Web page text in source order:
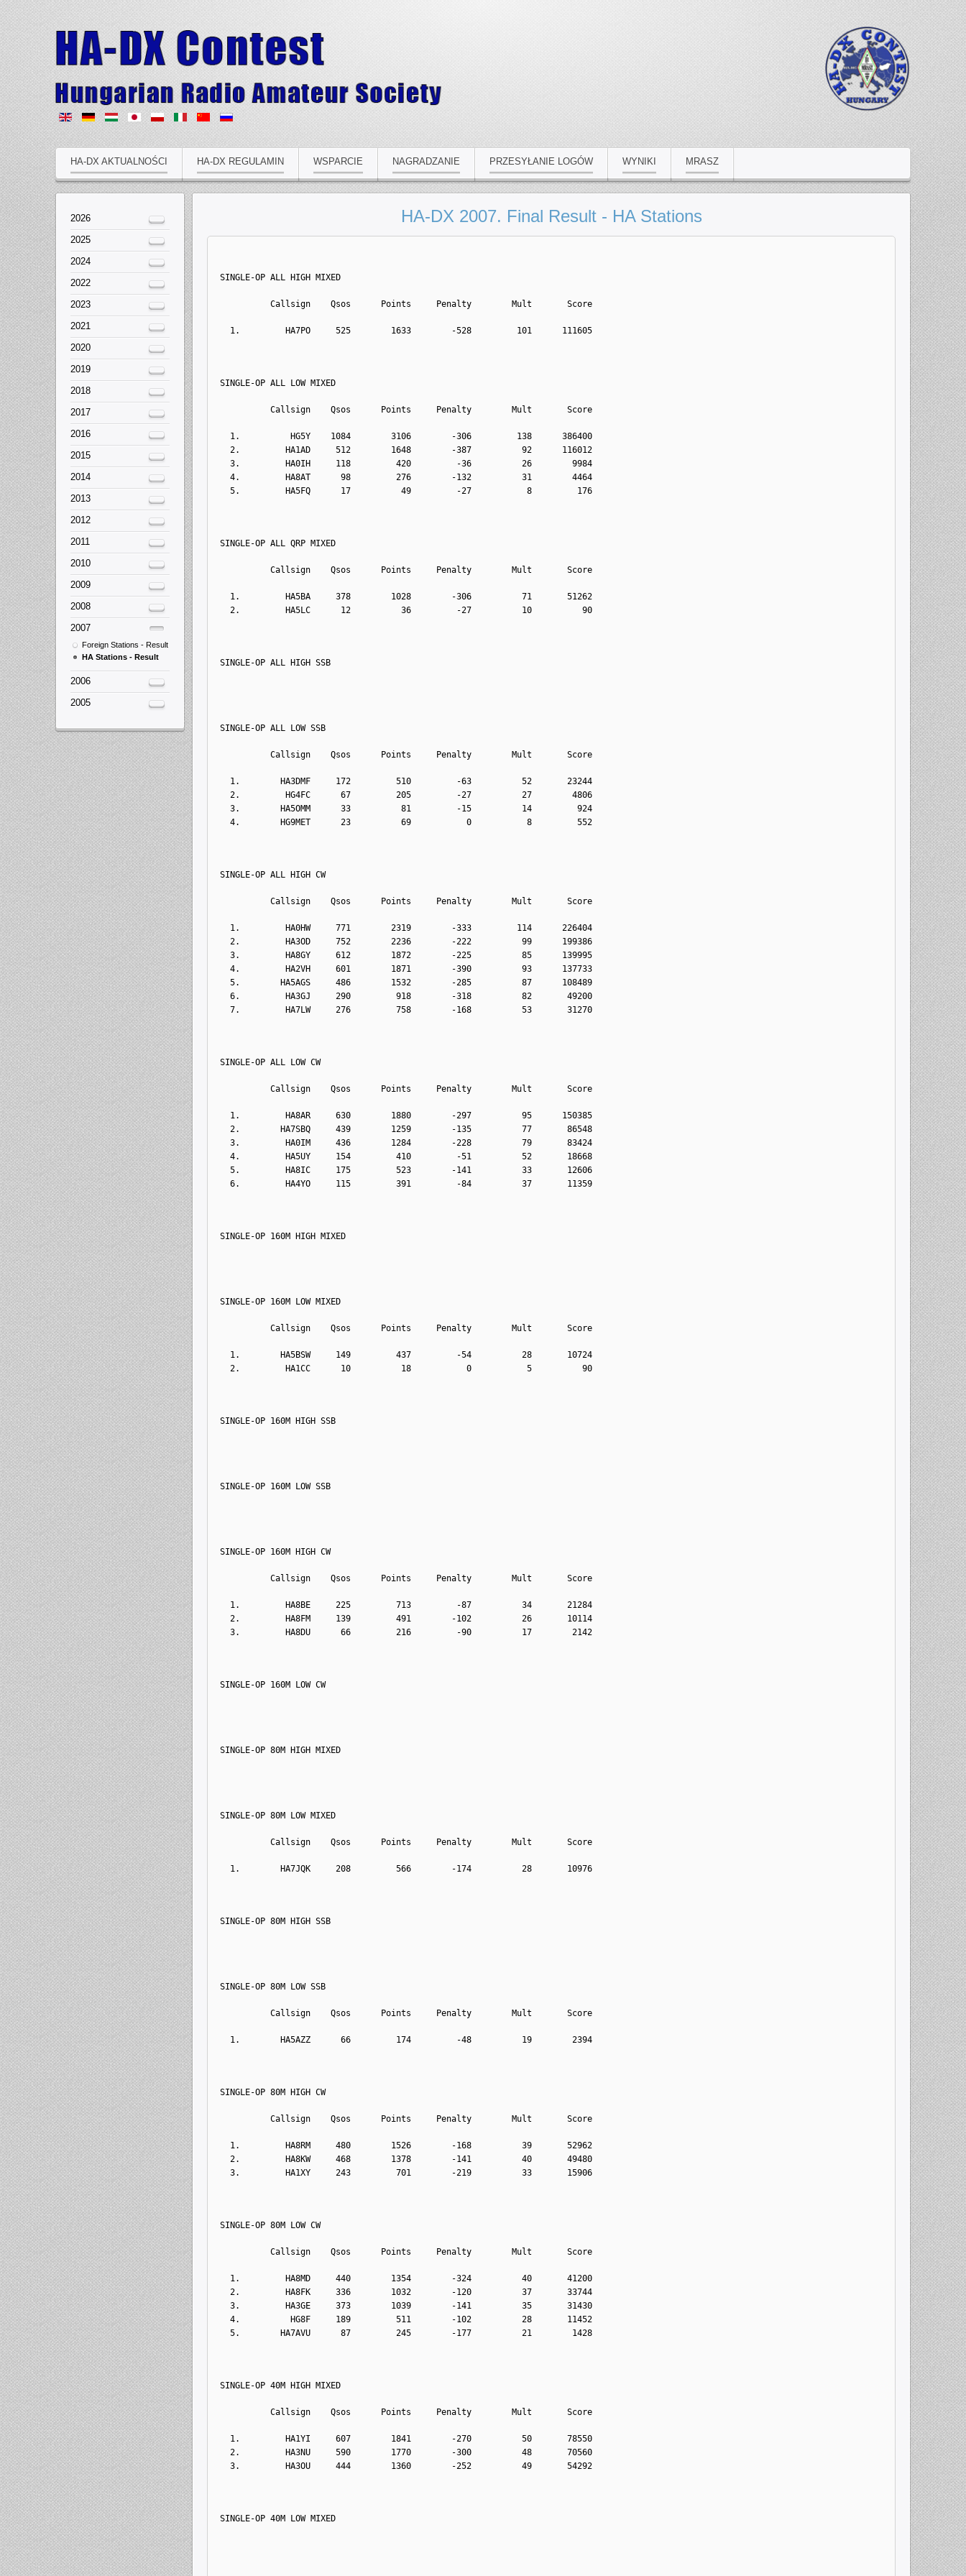
HA-DX AKTUALNOŚCI HA-DX REGULAMIN WSPARCIE NAGRADZANIE PRZESYŁANIE LOGÓW WYNIKI MRASZ
HA-DX 2007. Final Result - HA Stations
SINGLE-OP ALL HIGH MIXED
Callsign    Qsos      Points     Penalty        Mult       Score
1.         HA7PO     525        1633        -528         101      111605
SINGLE-OP ALL LOW MIXED
Callsign    Qsos      Points     Penalty        Mult       Score
1.          HG5Y    1084        3106        -306         138      386400
2.         HA1AD     512        1648        -387          92      116012
3.         HA0IH     118         420         -36          26        9984
4.         HA8AT      98         276        -132          31        4464
5.         HA5FQ      17          49         -27           8         176
SINGLE-OP ALL QRP MIXED
Callsign    Qsos      Points     Penalty        Mult       Score
1.         HA5BA     378        1028        -306          71       51262
2.         HA5LC      12          36         -27          10          90
SINGLE-OP ALL HIGH SSB
SINGLE-OP ALL LOW SSB
Callsign    Qsos      Points     Penalty        Mult       Score
1.        HA3DMF     172         510         -63          52       23244
2.         HG4FC      67         205         -27          27        4806
3.        HA5OMM      33          81         -15          14         924
4.        HG9MET      23          69           0           8         552
SINGLE-OP ALL HIGH CW
Callsign    Qsos      Points     Penalty        Mult       Score
1.         HA0HW     771        2319        -333         114      226404
2.         HA3OD     752        2236        -222          99      199386
3.         HA8GY     612        1872        -225          85      139995
4.         HA2VH     601        1871        -390          93      137733
5.        HA5AGS     486        1532        -285          87      108489
6.         HA3GJ     290         918        -318          82       49200
7.         HA7LW     276         758        -168          53       31270
SINGLE-OP ALL LOW CW
Callsign    Qsos      Points     Penalty        Mult       Score
1.         HA8AR     630        1880        -297          95      150385
2.        HA7SBQ     439        1259        -135          77       86548
3.         HA0IM     436        1284        -228          79       83424
4.         HA5UY     154         410         -51          52       18668
5.         HA8IC     175         523        -141          33       12606
6.         HA4YO     115         391         -84          37       11359
SINGLE-OP 160M HIGH MIXED
SINGLE-OP 160M LOW MIXED
Callsign    Qsos      Points     Penalty        Mult       Score
1.        HA5BSW     149         437         -54          28       10724
2.         HA1CC      10          18           0           5          90
SINGLE-OP 160M HIGH SSB
SINGLE-OP 160M LOW SSB
SINGLE-OP 160M HIGH CW
Callsign    Qsos      Points     Penalty        Mult       Score
1.         HA8BE     225         713         -87          34       21284
2.         HA8FM     139         491        -102          26       10114
3.         HA8DU      66         216         -90          17        2142
SINGLE-OP 160M LOW CW
SINGLE-OP 80M HIGH MIXED
SINGLE-OP 80M LOW MIXED
Callsign    Qsos      Points     Penalty        Mult       Score
1.        HA7JQK     208         566        -174          28       10976
SINGLE-OP 80M HIGH SSB
SINGLE-OP 80M LOW SSB
Callsign    Qsos      Points     Penalty        Mult       Score
1.        HA5AZZ      66         174         -48          19        2394
SINGLE-OP 80M HIGH CW
Callsign    Qsos      Points     Penalty        Mult       Score
1.         HA8RM     480        1526        -168          39       52962
2.         HA8KW     468        1378        -141          40       49480
3.         HA1XY     243         701        -219          33       15906
SINGLE-OP 80M LOW CW
Callsign    Qsos      Points     Penalty        Mult       Score
1.         HA8MD     440        1354        -324          40       41200
2.         HA8FK     336        1032        -120          37       33744
3.         HA3GE     373        1039        -141          35       31430
4.          HG8F     189         511        -102          28       11452
5.        HA7AVU      87         245        -177          21        1428
SINGLE-OP 40M HIGH MIXED
Callsign    Qsos      Points     Penalty        Mult       Score
1.         HA1YI     607        1841        -270          50       78550
2.         HA3NU     590        1770        -300          48       70560
3.         HA3OU     444        1360        -252          49       54292
SINGLE-OP 40M LOW MIXED
2026
2025
2024
2022
2023
2021
2020
2019
2018
2017
2016
2015
2014
2013
2012
2011
2010
2009
2008
2007
Foreign Stations - Result
HA Stations - Result
2006
2005